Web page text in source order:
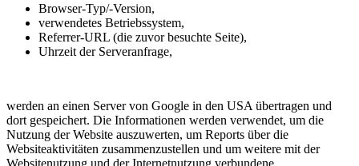
Browser-Typ/-Version,
verwendetes Betriebssystem,
Referrer-URL (die zuvor besuchte Seite),
Uhrzeit der Serveranfrage,
werden an einen Server von Google in den USA übertragen und
dort gespeichert. Die Informationen werden verwendet, um die
Nutzung der Website auszuwerten, um Reports über die
Websiteaktivitäten zusammenzustellen und um weitere mit der
Websitenutzung und der Internetnutzung verbundene